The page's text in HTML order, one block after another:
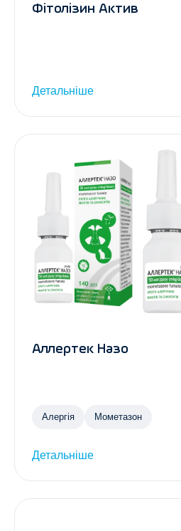
Фітолізин Актив
Детальніше
Аллертек Назо
Алергія Мометазон
Детальніше